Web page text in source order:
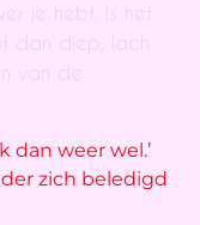
je hebt. Is het
dan diep, lach
van de
dan weer wel.’
zich beledigd